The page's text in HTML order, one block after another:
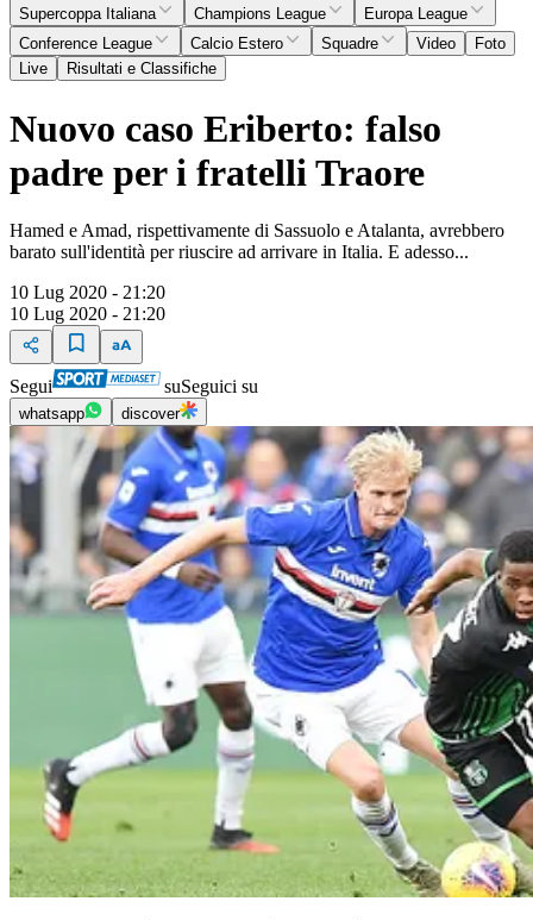
Supercoppa Italiana
Champions League
Europa League
Conference League
Calcio Estero Squadre Video
Foto
Live
Risultati e Classifiche
Nuovo caso Eriberto: falso
padre per i fratelli Traore
Hamed e Amad, rispettivamente di Sassuolo e Atalanta, avrebbero
barato sull'identità per riuscire ad arrivare in Italia. E adesso...
10 Lug 2020 - 21:20
10 Lug 2020 - 21:20
Segui suSeguici su
whatsapp discover